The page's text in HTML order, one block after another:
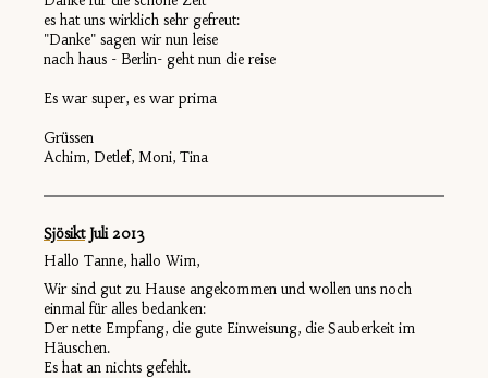
es hat uns wirklich sehr gefreut:
"Danke" sagen wir nun leise
nach haus - Berlin- geht nun die reise
Es war super, es war prima
Grüssen
Achim, Detlef, Moni, Tina
SjösiktJuli 2013
Hallo Tanne, hallo Wim,
Wir sind gut zu Hause angekommen und wollen uns noch
einmal für alles bedanken:
Der nette Empfang, die gute Einweisung, die Sauberkeit im
Häuschen.
Es hat an nichts gefehlt.